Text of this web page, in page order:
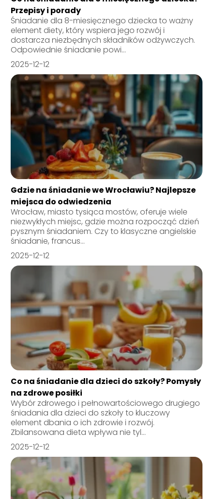
Przepisy i porady
Śniadanie dla 8-miesięcznego dziecka to ważny
element diety, który wspiera jego rozwój i
dostarcza niezbędnych składników odżywczych.
Odpowiednie śniadanie powi...
2025-12-12
Gdzie na śniadanie we Wrocławiu? Najlepsze
miejsca do odwiedzenia
Wrocław, miasto tysiąca mostów, oferuje wiele
niezwykłych miejsc, gdzie można rozpocząć dzień
pysznym śniadaniem. Czy to klasyczne angielskie
śniadanie, francus...
2025-12-12
Co na śniadanie dla dzieci do szkoły? Pomysły
na zdrowe posiłki
Wybór zdrowego i pełnowartościowego drugiego
śniadania dla dzieci do szkoły to kluczowy
element dbania o ich zdrowie i rozwój.
Zbilansowana dieta wpływa nie tyl...
2025-12-12